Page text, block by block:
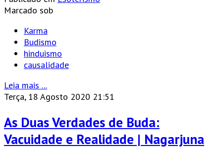
Marcado sob
Karma
Budismo
hinduismo
causalidade
Leia mais ...
Terça, 18 Agosto 2020 21:51
As Duas Verdades de Buda:
Vacuidade e Realidade | Nagarjuna